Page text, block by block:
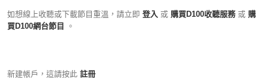
如想線上收聽或下載節目重溫，請立即 登入 或 購買D100收聽服務 或 購
買D100網台節目
。
新建帳戶，這請按此 註冊